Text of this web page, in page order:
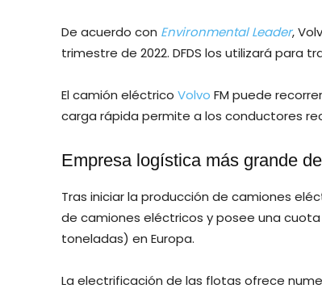
De acuerdo con Environmental Leader,
trimestre de 2022. DFDS los utilizará para
El camión eléctrico Volvo FM puede
carga rápida permite a los conductores
Empresa logística más grande
Tras iniciar la producción de camiones
de camiones eléctricos y posee una
toneladas) en Europa.
La electrificación de las flotas ofrece